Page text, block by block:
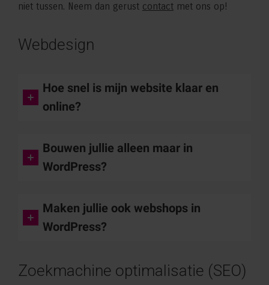
niet tussen. Neem dan gerust contact met ons op!
Webdesign
Hoe snel is mijn website klaar en
online?
Bouwen jullie alleen maar in
WordPress?
Maken jullie ook webshops in
WordPress?
Zoekmachine optimalisatie (SEO)